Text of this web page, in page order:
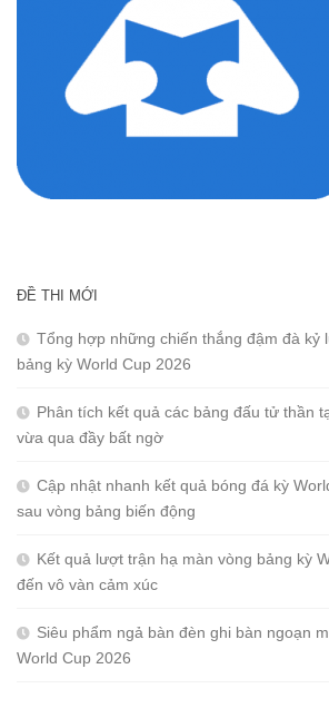
ĐỀ THI MỚI
Tổng hợp những chiến thắng đậm đà kỷ
bảng kỳ World Cup 2026
Phân tích kết quả các bảng đấu tử thần
vừa qua đầy bất ngờ
Cập nhật nhanh kết quả bóng đá kỳ
sau vòng bảng biến động
Kết quả lượt trận hạ màn vòng bảng kỳ
đến vô vàn cảm xúc
Siêu phẩm ngả bàn đèn ghi bàn ngoạn
World Cup 2026